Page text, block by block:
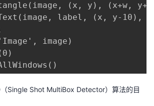
(x, y), (x+w,
label, (x, y-10),
image)
Single Shot MultiBox Detector）算法的目